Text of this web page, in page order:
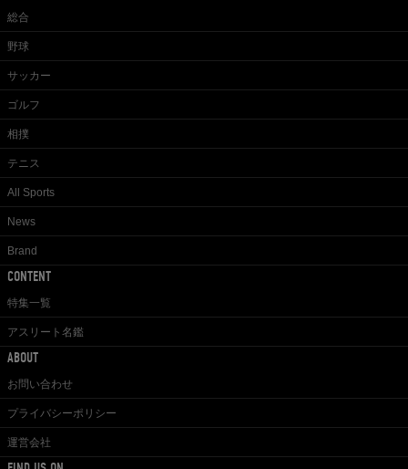
総合
野球
サッカー
ゴルフ
相撲
テニス
All Sports
News
Brand
CONTENT
特集一覧
アスリート名鑑
ABOUT
お問い合わせ
プライバシーポリシー
運営会社